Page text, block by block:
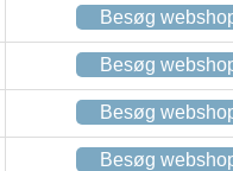
Besøg
Besøg
Besøg
Besøg